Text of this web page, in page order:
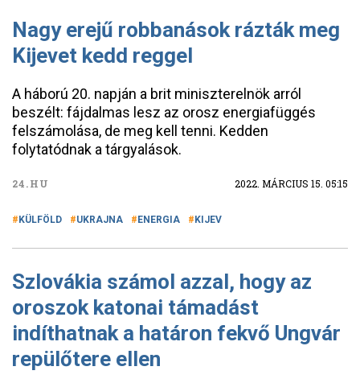
Nagy erejű robbanások rázták meg
Kijevet kedd reggel
A háború 20. napján a brit miniszterelnök arról
beszélt: fájdalmas lesz az orosz energiafüggés
felszámolása, de meg kell tenni. Kedden
folytatódnak a tárgyalások.
24.HU 2022. MÁRCIUS 15. 05:15
KÜLFÖLD UKRAJNA ENERGIA KIJEV
Szlovákia számol azzal, hogy az
oroszok katonai támadást
indíthatnak a határon fekvő Ungvár
repülőtere ellen